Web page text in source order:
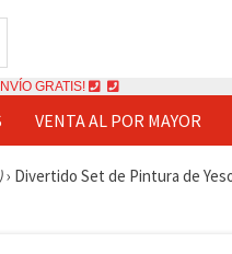
GRATIS!
VENTA AL POR MAYOR
› Divertido Set de Pintura de